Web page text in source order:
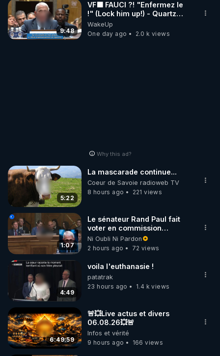
9:48
VF🟩 FAUCI ?! "Enfermez le
!" (Lock him up!) - Quartz
Traduction
WakeUp
One day ago
2.0 k views
Why this ad?
5:22
La mascarade continue...
Coeur de Savoie radioweb TV
8 hours ago
221 views
1:07
Le sénateur Rand Paul fait
voter en commission
l'outrage au Congrès contre
Anthony Fauci
Ni Oubli Ni Pardon
2 hours ago
72 views
4:49
voila l'euthanasie !
patatrak
23 hours ago
1.4 k views
6:49:59
🚨💥Live actus et divers
06.08.26💥🚨
Infos et vérité
9 hours ago
166 views